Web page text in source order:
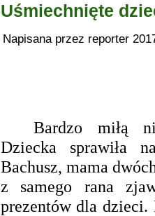
Uśmiechnięte
Napisana przez reporter
Bardzo miłą
Dziecka sprawiła
Bachusz, mama
z samego rana
prezentów dla dzieci.